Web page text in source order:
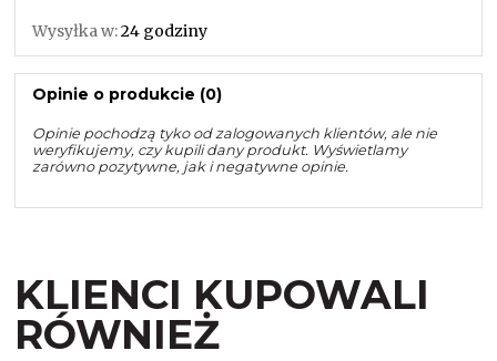
Wysyłka w:24 godziny
Opinie o produkcie (0)
Opinie pochodzą tyko od zalogowanych klientów, ale nie
weryfikujemy, czy kupili dany produkt. Wyświetlamy
zarówno pozytywne, jak i negatywne opinie.
KLIENCI KUPOWALI
RÓWNIEŻ